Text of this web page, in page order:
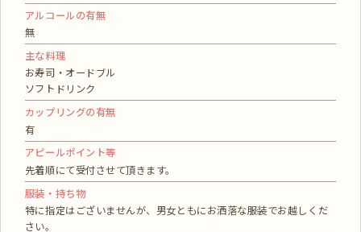
アルコールの有無
無
主な料理
お寿司・オードブル
ソフトドリンク
カップリングの有無
有
アピールポイント等
先着順にて受付させて頂きます。
服装・持ち物
特に指定はございませんが、男女ともにお洒落な服装でお越しくだ
さい。